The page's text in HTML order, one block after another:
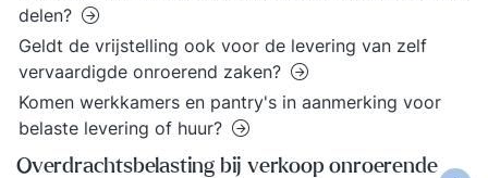
delen?
Geldt de vrijstelling ook voor de levering van zelf
vervaardigde onroerend zaken?
Komen werkkamers en pantry's in aanmerking voor
belaste levering of huur?
Overdrachtsbelasting bij verkoop onroerende